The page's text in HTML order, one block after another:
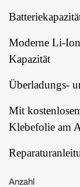
Moderne Li-
Kapazität
Überladungs-
Mit
Klebefolie am
Anzahl